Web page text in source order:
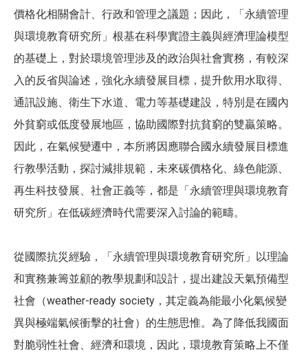
價格化相關會計、行政和管理之議題；因此，「永續管理
與環境教育研究所」根基在科學實證主義與經濟理論模型
的基礎上，對於環境管理涉及的政治與社會實務，有較深
入的反省與論述，強化永續發展目標，提升飲用水取得、
通訊設施、衛生下水道、電力等基礎建設，特別是在國內
外貧窮或低度發展地區，協助國際對抗貧窮的雙贏策略。
因此，在氣候變遷中，本所將因應聯合國永續發展目標進
行教學活動，探討減排規範，未來碳價格化、綠色能源、
再生科技發展、社會正義等，都是「永續管理與環境教育
研究所」在低碳經濟時代需要深入討論的範疇。
從國際抗災經驗，「永續管理與環境教育研究所」以理論
和實務兼籌並顧的教學規劃和設計，提出建設天氣預備型
社會（weather-ready society，其定義為能最小化氣候變
異與極端氣候衝擊的社會）的生態思惟。為了降低我國面
對脆弱性社會、經濟和環境，因此，環境教育策略上不僅